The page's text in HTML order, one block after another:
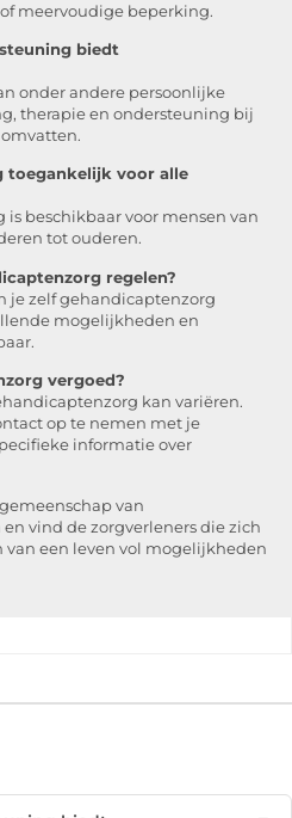
meervoudige beperking.
biedt
onder andere persoonlijke
therapie en ondersteuning bij
toegankelijk voor alle
beschikbaar voor mensen van
tot ouderen.
regelen?
je zelf gehandicaptenzorg
mogelijkheden en
vergoed?
kan variëren.
op te nemen met je
informatie over
van
vind de zorgverleners die zich
van een leven vol mogelijkheden